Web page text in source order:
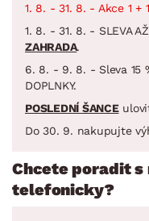
1. 8. - 31. 8. - Akce 1 +
1. 8. - 31. 8. - SLEVA
ZAHRADA.
6. 8. - 9. 8. - Sleva 15
DOPLNKY.
POSLEDNÍ ŠANCE
Do 30. 9. nakupujte
Chcete poradit s
telefonicky?